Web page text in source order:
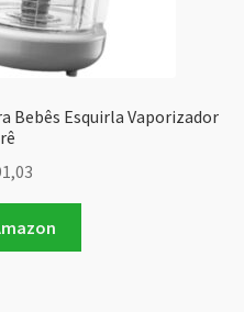
Bebês Esquirla Vaporizador